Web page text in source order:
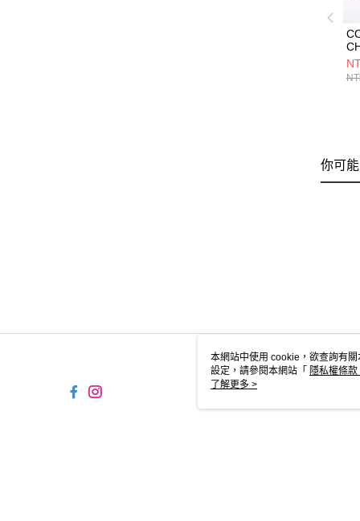
你可
本網站中使用 cookie，欲查詢有
設定，請參閱本網站「 隱私權條款
使用 cookie。
了解更多 >